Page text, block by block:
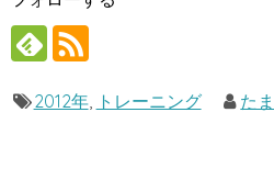
2012年, トレーニング た